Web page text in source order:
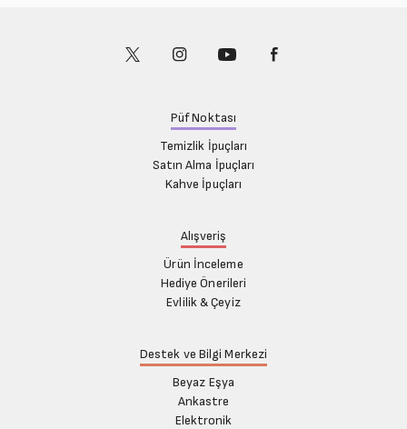
Püf Noktası
Temizlik İpuçları
Satın Alma İpuçları
Kahve İpuçları
Alışveriş
Ürün İnceleme
Hediye Önerileri
Evlilik & Çeyiz
Destek ve Bilgi Merkezi
Beyaz Eşya
Ankastre
Elektronik